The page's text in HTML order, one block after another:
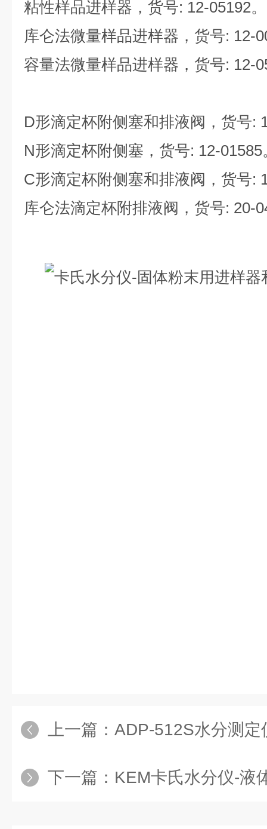
粘性样品进样器，货号: 12-05192。
库仑法微量样品进样器，货号: 12-
容量法微量样品进样器，货号: 12-
D形滴定杯附侧塞和排液阀，货号:
N形滴定杯附侧塞，货号: 12-01585
C形滴定杯附侧塞和排液阀，货号:
库仑法滴定杯附排液阀，货号: 20-
上一篇： ADP-512S水分测
下一篇： KEM卡氏水分仪-液